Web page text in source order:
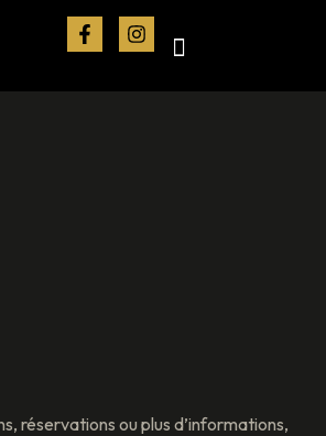
réservations ou plus d’informations,